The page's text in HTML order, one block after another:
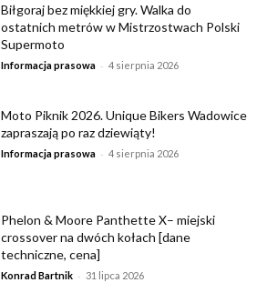
Biłgoraj bez miękkiej gry. Walka do
ostatnich metrów w Mistrzostwach Polski
Supermoto
Informacja prasowa - 4 sierpnia 2026
Moto Piknik 2026. Unique Bikers Wadowice
zapraszają po raz dziewiąty!
Informacja prasowa - 4 sierpnia 2026
Phelon & Moore Panthette X– miejski
crossover na dwóch kołach [dane
techniczne, cena]
Konrad Bartnik - 31 lipca 2026